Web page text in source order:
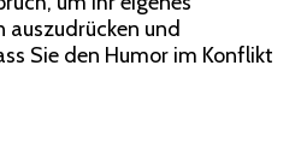
auszudrücken und
Sie den Humor im Konflikt